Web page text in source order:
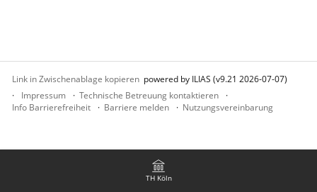
TH Köln
Link in Zwischenablage kopieren powered by ILIAS (v9.21 2026-07-07)
Impressum
Technische Betreuung kontaktieren
Info Barrierefreiheit
Barriere melden Nutzungsvereinbarung